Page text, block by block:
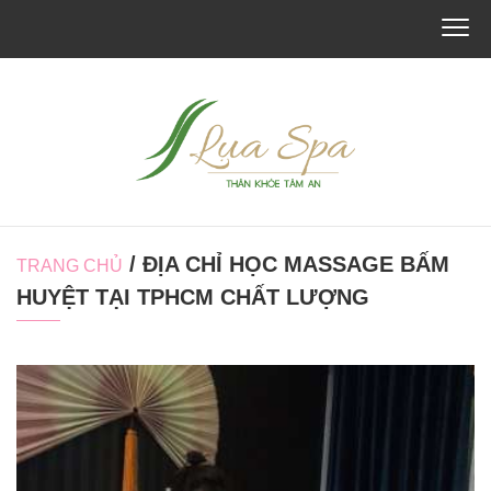
TRANG CHỦ / ĐỊA CHỈ HỌC MASSAGE BẤM
HUYỆT TẠI TPHCM CHẤT LƯỢNG